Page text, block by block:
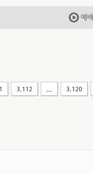
예배
3,112 3,120